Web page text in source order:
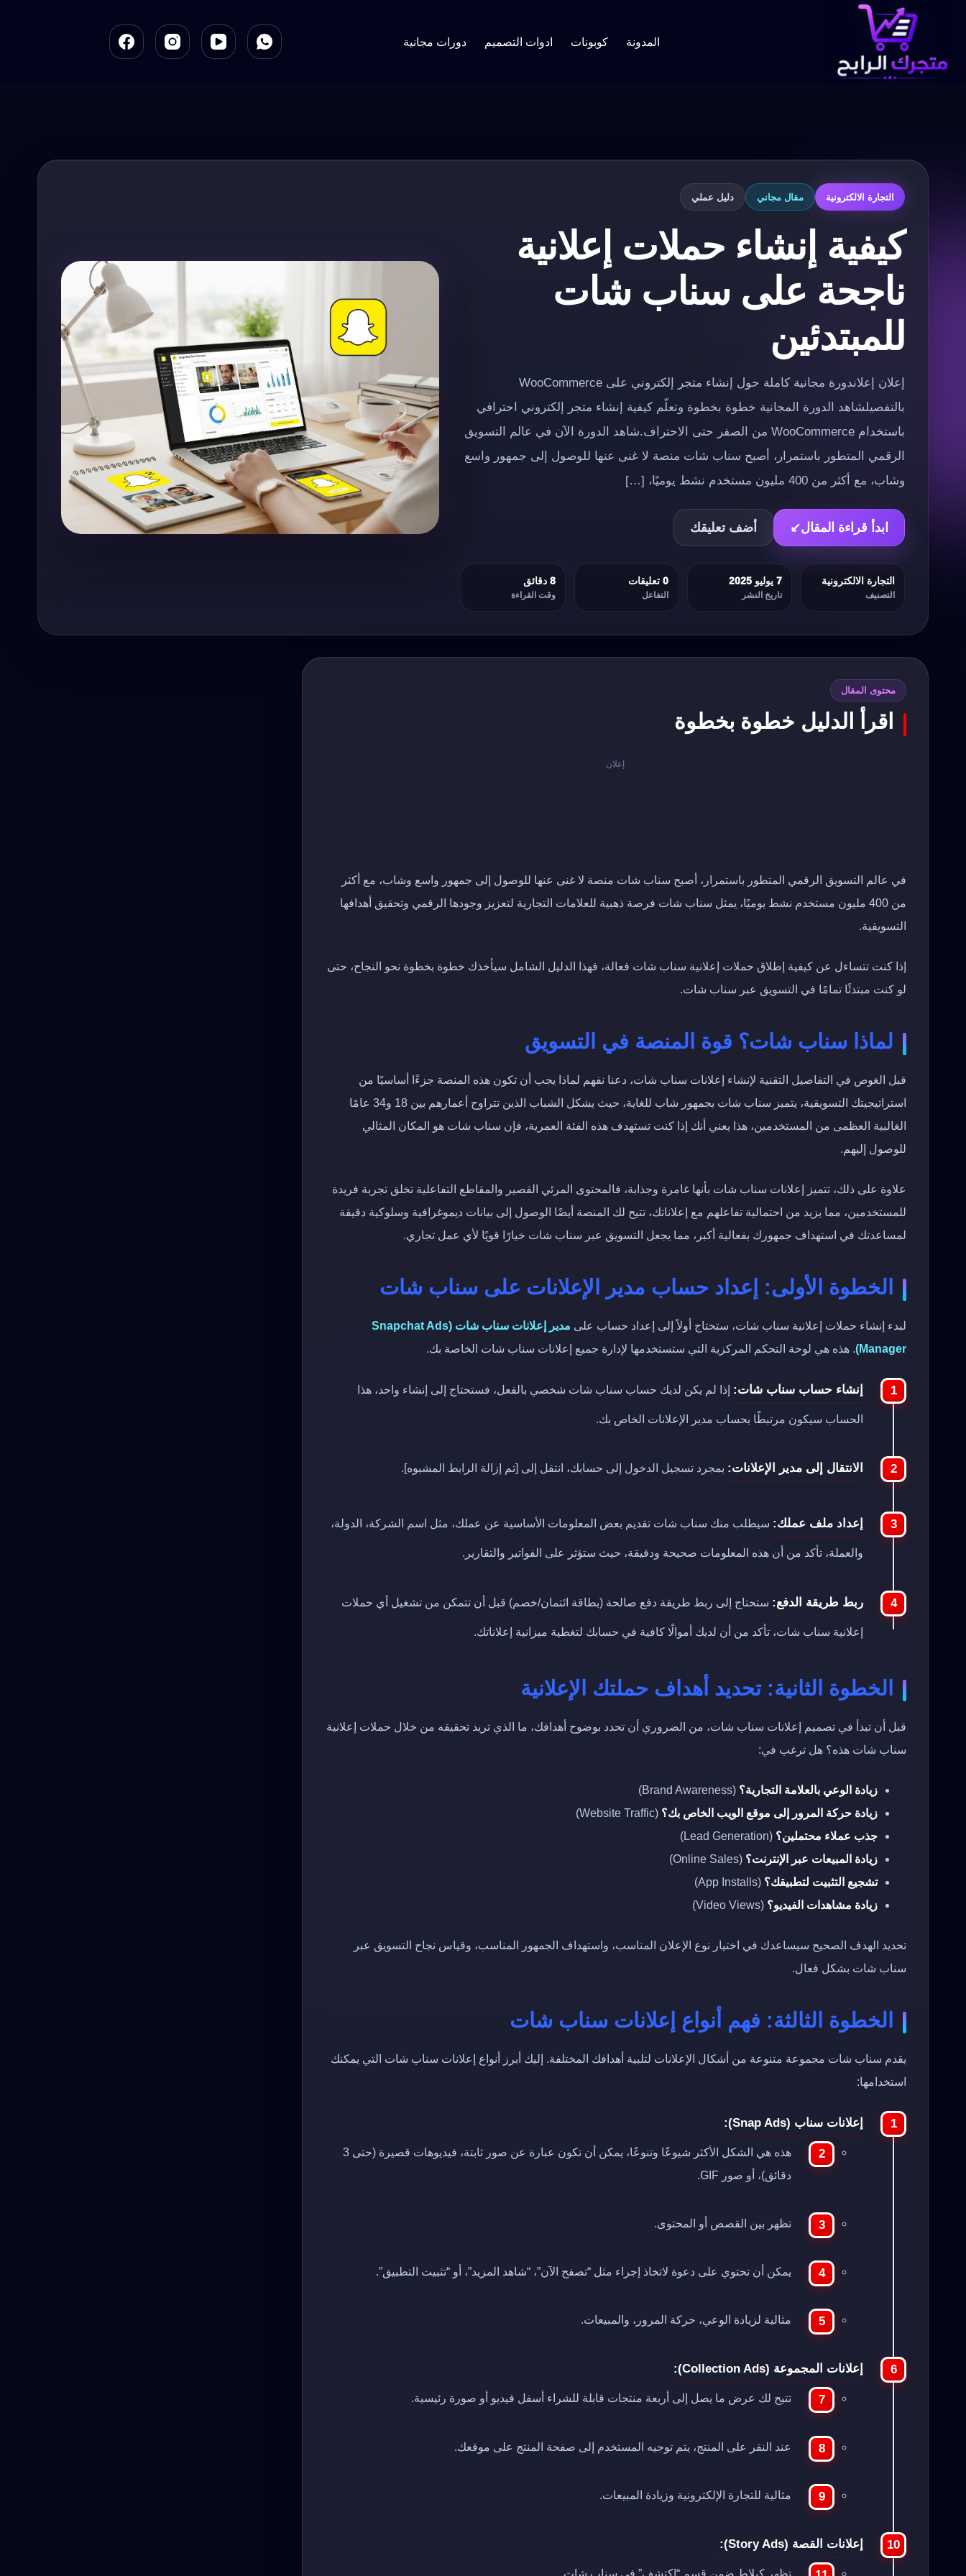
المدونة كوبونات ادوات التصميم دورات مجانية
التجارة الالكترونية مقال مجاني دليل عملي
كيفية إنشاء حملات إعلانية
ناجحة على سناب شات
للمبتدئين
إعلان إعلاندورة مجانية كاملة حول إنشاء متجر إلكتروني على WooCommerce
بالتفصيلشاهد الدورة المجانية خطوة بخطوة وتعلّم كيفية إنشاء متجر إلكتروني احترافي
باستخدام WooCommerce من الصفر حتى الاحتراف.شاهد الدورة الآن في عالم التسويق
الرقمي المتطور باستمرار، أصبح سناب شات منصة لا غنى عنها للوصول إلى جمهور واسع
وشاب، مع أكثر من 400 مليون مستخدم نشط يوميًا، […]
ابدأ قراءة المقال↙ أضف تعليقك
التجارة الالكترونية
التصنيف
7 يوليو 2025
تاريخ النشر
0 تعليقات
التفاعل
8 دقائق
وقت القراءة
محتوى المقال
اقرأ الدليل خطوة بخطوة
إعلان
في عالم التسويق الرقمي المتطور باستمرار، أصبح سناب شات منصة لا غنى عنها للوصول إلى جمهور واسع وشاب، مع أكثر
من 400 مليون مستخدم نشط يوميًا، يمثل سناب شات فرصة ذهبية للعلامات التجارية لتعزيز وجودها الرقمي وتحقيق أهدافها
التسويقية.
إذا كنت تتساءل عن كيفية إطلاق حملات إعلانية سناب شات فعالة، فهذا الدليل الشامل سيأخذك خطوة بخطوة نحو النجاح، حتى
لو كنت مبتدئًا تمامًا في التسويق عبر سناب شات.
لماذا سناب شات؟ قوة المنصة في التسويق
قبل الغوص في التفاصيل التقنية لإنشاء إعلانات سناب شات، دعنا نفهم لماذا يجب أن تكون هذه المنصة جزءًا أساسيًا من
استراتيجيتك التسويقية، يتميز سناب شات بجمهور شاب للغاية، حيث يشكل الشباب الذين تتراوح أعمارهم بين 18 و34 عامًا
الغالبية العظمى من المستخدمين، هذا يعني أنك إذا كنت تستهدف هذه الفئة العمرية، فإن سناب شات هو المكان المثالي
للوصول إليهم.
علاوة على ذلك، تتميز إعلانات سناب شات بأنها غامرة وجذابة، فالمحتوى المرئي القصير والمقاطع التفاعلية تخلق تجربة فريدة
للمستخدمين، مما يزيد من احتمالية تفاعلهم مع إعلاناتك، تتيح لك المنصة أيضًا الوصول إلى بيانات ديموغرافية وسلوكية دقيقة
لمساعدتك في استهداف جمهورك بفعالية أكبر، مما يجعل التسويق عبر سناب شات خيارًا قويًا لأي عمل تجاري.
الخطوة الأولى: إعداد حساب مدير الإعلانات على سناب شات
لبدء إنشاء حملات إعلانية سناب شات، ستحتاج أولاً إلى إعداد حساب على
مدير إعلانات سناب شات (Snapchat Ads
Manager) . هذه هي لوحة التحكم المركزية التي ستستخدمها لإدارة جميع إعلانات سناب شات الخاصة بك.
إنشاء حساب سناب شات: إذا لم يكن لديك حساب سناب شات شخصي بالفعل، فستحتاج إلى إنشاء واحد، هذا
الحساب سيكون مرتبطًا بحساب مدير الإعلانات الخاص بك.
الانتقال إلى مدير الإعلانات: بمجرد تسجيل الدخول إلى حسابك، انتقل إلى [تم إزالة الرابط المشبوه].
إعداد ملف عملك: سيطلب منك سناب شات تقديم بعض المعلومات الأساسية عن عملك، مثل اسم الشركة، الدولة،
والعملة، تأكد من أن هذه المعلومات صحيحة ودقيقة، حيث ستؤثر على الفواتير والتقارير.
ربط طريقة الدفع: ستحتاج إلى ربط طريقة دفع صالحة (بطاقة ائتمان/خصم) قبل أن تتمكن من تشغيل أي حملات
إعلانية سناب شات، تأكد من أن لديك أموالًا كافية في حسابك لتغطية ميزانية إعلاناتك.
الخطوة الثانية: تحديد أهداف حملتك الإعلانية
قبل أن تبدأ في تصميم إعلانات سناب شات، من الضروري أن تحدد بوضوح أهدافك، ما الذي تريد تحقيقه من خلال حملات إعلانية
سناب شات هذه؟ هل ترغب في:
زيادة الوعي بالعلامة التجارية؟ (Brand Awareness)
زيادة حركة المرور إلى موقع الويب الخاص بك؟ (Website Traffic)
جذب عملاء محتملين؟ (Lead Generation)
زيادة المبيعات عبر الإنترنت؟ (Online Sales)
تشجيع التثبيت لتطبيقك؟ (App Installs)
زيادة مشاهدات الفيديو؟ (Video Views)
تحديد الهدف الصحيح سيساعدك في اختيار نوع الإعلان المناسب، واستهداف الجمهور المناسب، وقياس نجاح التسويق عبر
سناب شات بشكل فعال.
الخطوة الثالثة: فهم أنواع إعلانات سناب شات
يقدم سناب شات مجموعة متنوعة من أشكال الإعلانات لتلبية أهدافك المختلفة. إليك أبرز أنواع إعلانات سناب شات التي يمكنك
استخدامها:
إعلانات سناب (Snap Ads):
هذه هي الشكل الأكثر شيوعًا وتنوعًا، يمكن أن تكون عبارة عن صور ثابتة، فيديوهات قصيرة (حتى 3
دقائق)، أو صور GIF.
تظهر بين القصص أو المحتوى.
يمكن أن تحتوي على دعوة لاتخاذ إجراء مثل “تصفح الآن”، “شاهد المزيد”، أو “تثبيت التطبيق”.
مثالية لزيادة الوعي، حركة المرور، والمبيعات.
إعلانات المجموعة (Collection Ads):
تتيح لك عرض ما يصل إلى أربعة منتجات قابلة للشراء أسفل فيديو أو صورة رئيسية.
عند النقر على المنتج، يتم توجيه المستخدم إلى صفحة المنتج على موقعك.
مثالية للتجارة الإلكترونية وزيادة المبيعات.
إعلانات القصة (Story Ads):
تظهر كبلاط ضمن قسم “اكتشف” في سناب شات.